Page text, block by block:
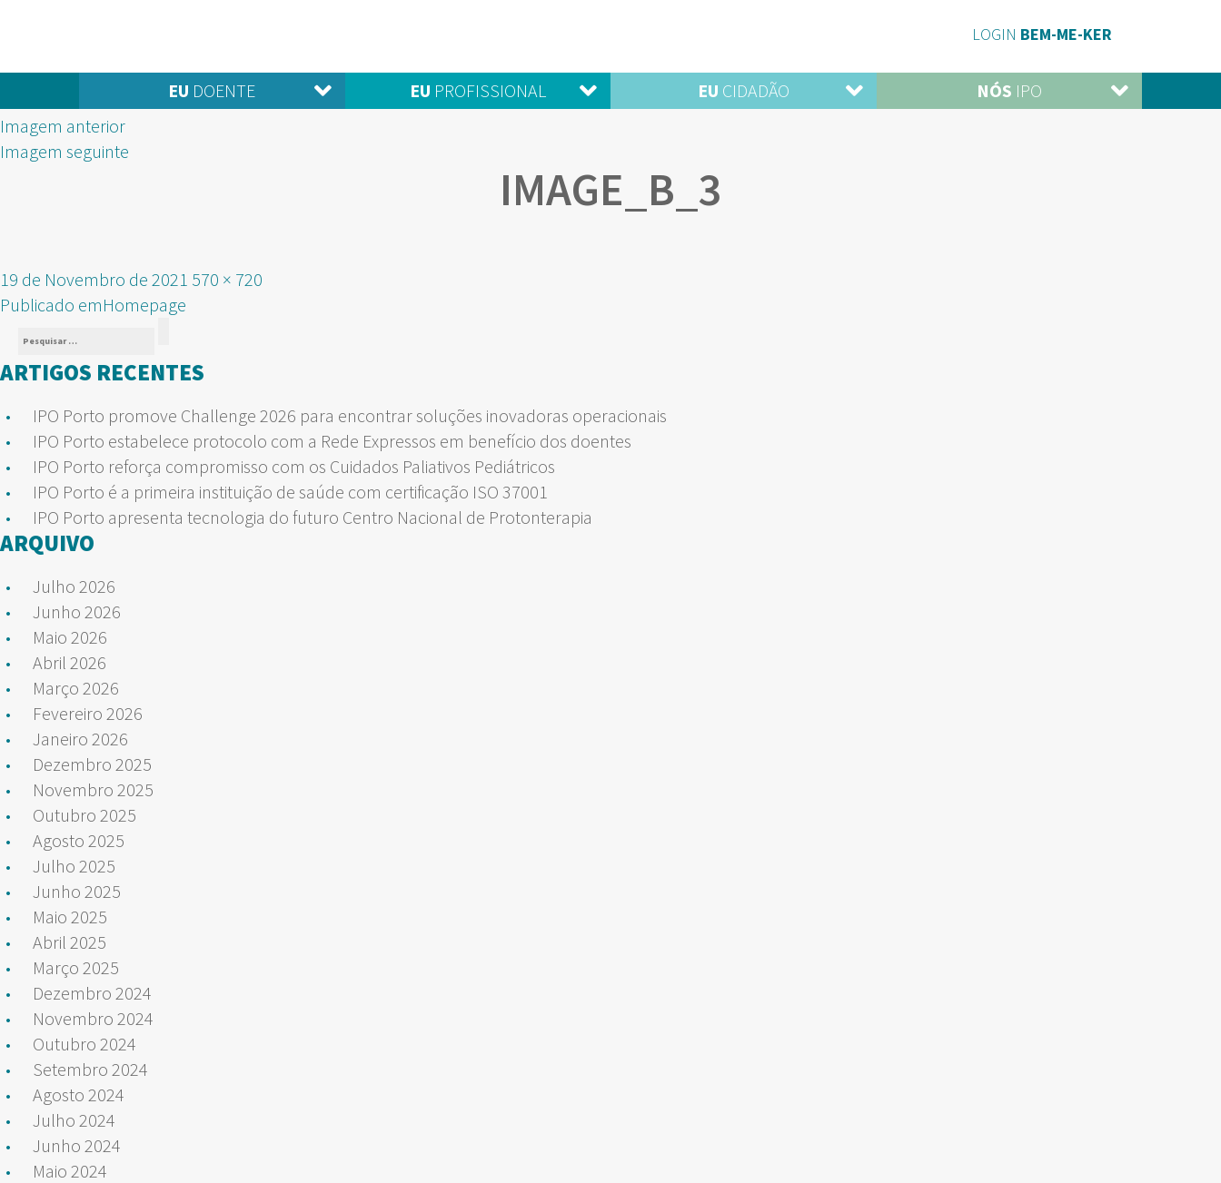
LOGIN BEM-ME-KER
EU DOENTE EU PROFISSIONAL EU CIDADÃO NÓS IPO
Imagem anterior
Imagem seguinte
IMAGE_B_3
Publicado
em
19 de Novembro de 2021 Tamanho
570 × 720
NAVEGAÇÃO
DE
ARTIGOS
Publicado emHomepage
Pesquisar
por:
ARTIGOS RECENTES
IPO Porto promove Challenge 2026 para encontrar soluções inovadoras operacionais
IPO Porto estabelece protocolo com a Rede Expressos em benefício dos doentes
IPO Porto reforça compromisso com os Cuidados Paliativos Pediátricos
IPO Porto é a primeira instituição de saúde com certificação ISO 37001
IPO Porto apresenta tecnologia do futuro Centro Nacional de Protonterapia
ARQUIVO
Julho 2026
Junho 2026
Maio 2026
Abril 2026
Março 2026
Fevereiro 2026
Janeiro 2026
Dezembro 2025
Novembro 2025
Outubro 2025
Agosto 2025
Julho 2025
Junho 2025
Maio 2025
Abril 2025
Março 2025
Dezembro 2024
Novembro 2024
Outubro 2024
Setembro 2024
Agosto 2024
Julho 2024
Junho 2024
Maio 2024